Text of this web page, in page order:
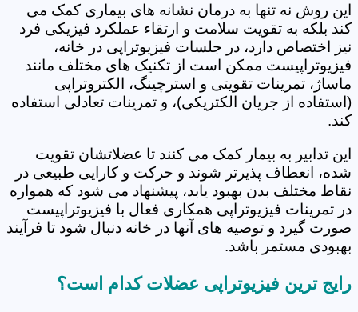
این روش نه تنها به درمان نشانه های بیماری کمک می
کند بلکه به تقویت سلامت و ارتقاء عملکرد فیزیکی فرد
نیز اختصاص دارد، در جلسات فیزیوتراپی در خانه،
فیزیوتراپیست ممکن است از تکنیک های مختلف مانند
ماساژ، تمرینات تقویتی و استرچینگ، الکتروتراپی
(استفاده از جریان الکتریکی)، و تمرینات تعادلی استفاده
کند.
این تدابیر به بیمار کمک می کنند تا عضلاتشان تقویت
شده، انعطاف پذیرتر شوند و حرکت و کارایی طبیعی در
نقاط مختلف بدن بهبود یابد، پیشنهاد می شود که همواره
در تمرینات فیزیوتراپی همکاری فعال با فیزیوتراپیست
صورت گیرد و توصیه های آنها در خانه دنبال شود تا فرآیند
بهبودی مستمر باشد.
رایج ترین فیزیوتراپی عضلات کدام است؟